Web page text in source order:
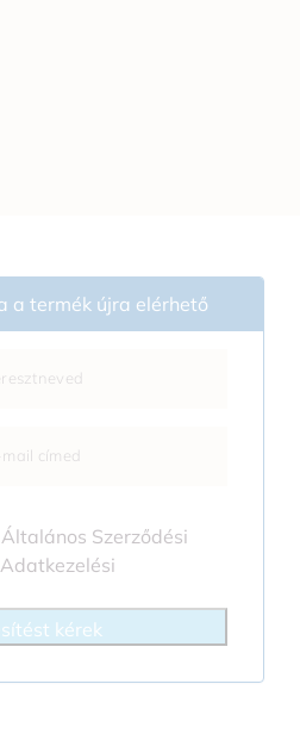
a termék újra elérhető
Általános Szerződési
Adatkezelési
kérek